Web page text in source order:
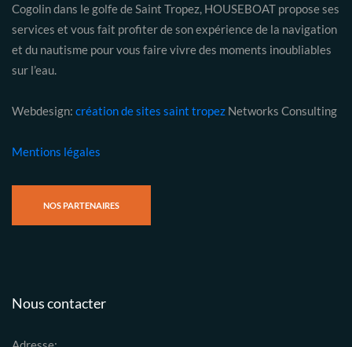
Cogolin dans le golfe de Saint Tropez, HOUSEBOAT propose ses
services et vous fait profiter de son expérience de la navigation
et du nautisme pour vous faire vivre des moments inoubliables
sur l’eau.
Webdesign: création de sites saint tropez Networks Consulting
Mentions légales
NOS PARTENAIRES
Nous contacter